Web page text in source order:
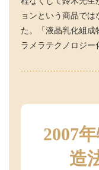
ョンという商品で
た。「液晶乳化組成
ラメラテクノロジー
2007
造